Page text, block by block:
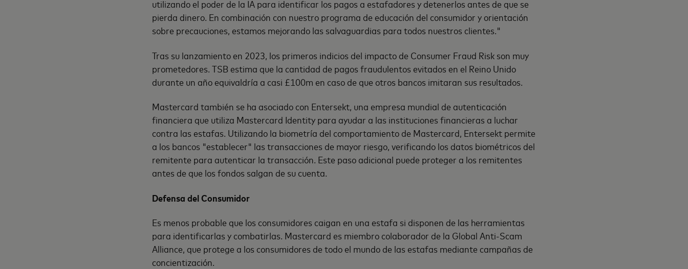
utilizando el poder de la IA para identificar los pagos a estafadores y detenerlos antes de que se
pierda dinero. En combinación con nuestro programa de educación del consumidor y orientación
sobre precauciones, estamos mejorando las salvaguardias para todos nuestros clientes."
Tras su lanzamiento en 2023, los primeros indicios del impacto de Consumer Fraud Risk son muy
prometedores. TSB estima que la cantidad de pagos fraudulentos evitados en el Reino Unido
durante un año equivaldría a casi £100m en caso de que otros bancos imitaran sus resultados.
Mastercard también se ha asociado con Entersekt, una empresa mundial de autenticación
financiera que utiliza Mastercard Identity para ayudar a las instituciones financieras a luchar
contra las estafas. Utilizando la biometría del comportamiento de Mastercard, Entersekt permite
a los bancos "establecer" las transacciones de mayor riesgo, verificando los datos biométricos del
remitente para autenticar la transacción. Este paso adicional puede proteger a los remitentes
antes de que los fondos salgan de su cuenta.
Defensa del Consumidor
Es menos probable que los consumidores caigan en una estafa si disponen de las herramientas
para identificarlas y combatirlas. Mastercard es miembro colaborador de la Global Anti-Scam
Alliance, que protege a los consumidores de todo el mundo de las estafas mediante campañas de
concientización.